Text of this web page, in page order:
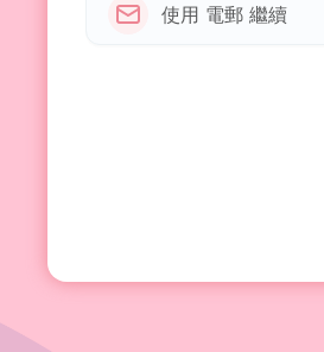
使用 電郵 繼續